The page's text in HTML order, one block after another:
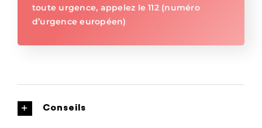
toute urgence, appelez le 112 (numéro
d’urgence européen)
Conseils